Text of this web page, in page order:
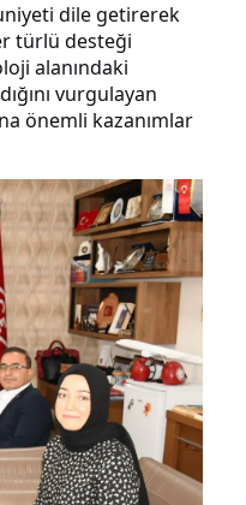
dile getirerek
türlü desteği
alanındaki
vurgulayan
önemli kazanımlar